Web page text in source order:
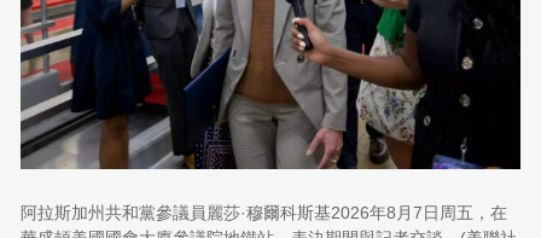
阿拉斯加州共和黨參議員麗莎·穆爾科斯基2026年8月7日周五，在